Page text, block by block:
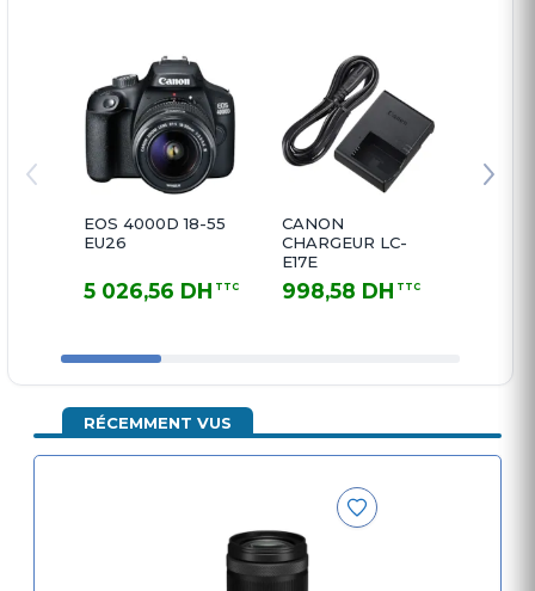
EOS 4000D 18-55
EU26
5 026,56 DH TTC
CANON
CHARGEUR LC-
E17E
998,58 DH TTC
RÉCEMMENT VUS